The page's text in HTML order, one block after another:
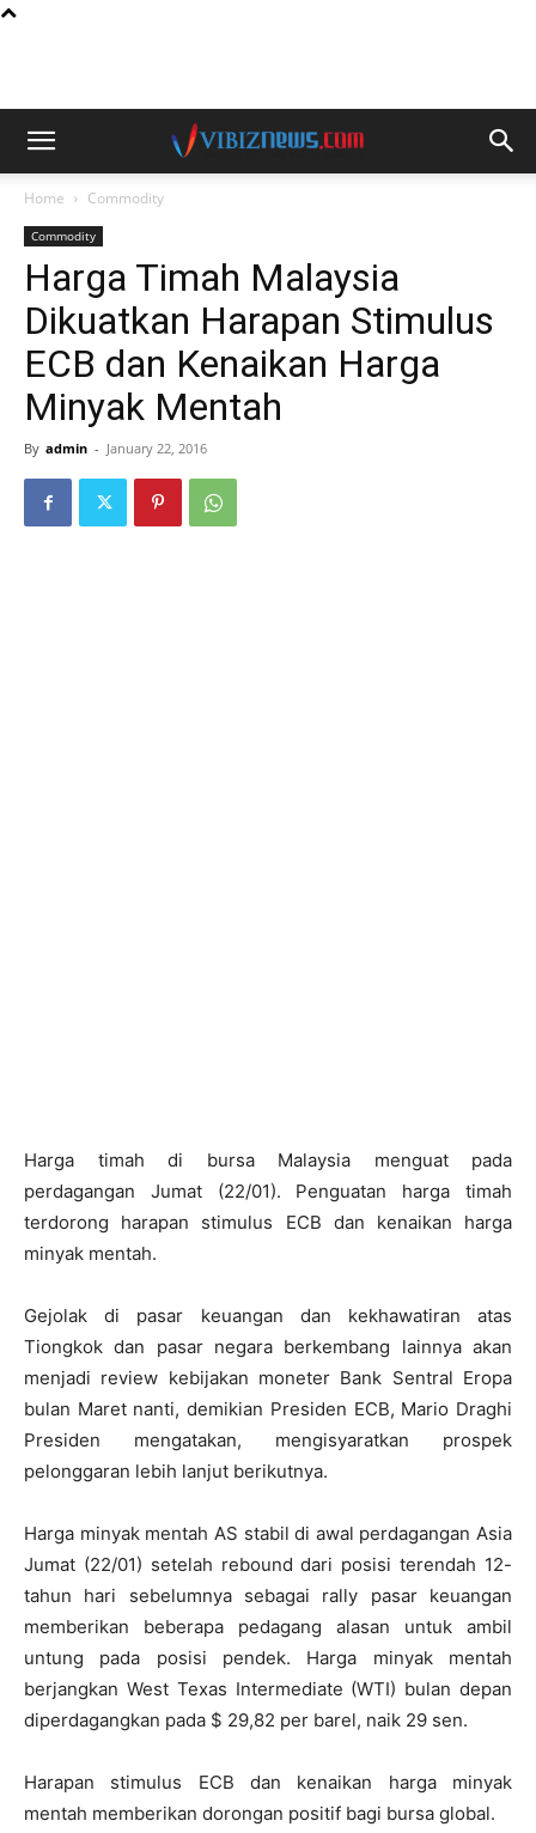
Home Commodity
Commodity
Harga Timah Malaysia
Dikuatkan Harapan Stimulus
ECB dan Kenaikan Harga
Minyak Mentah
By admin - January 22, 2016
Harga timah di bursa Malaysia menguat pada
perdagangan Jumat (22/01). Penguatan harga timah
terdorong harapan stimulus ECB dan kenaikan harga
minyak mentah.
Gejolak di pasar keuangan dan kekhawatiran atas
Tiongkok dan pasar negara berkembang lainnya akan
menjadi review kebijakan moneter Bank Sentral Eropa
bulan Maret nanti, demikian Presiden ECB, Mario Draghi
Presiden mengatakan, mengisyaratkan prospek
pelonggaran lebih lanjut berikutnya.
Harga minyak mentah AS stabil di awal perdagangan Asia
Jumat (22/01) setelah rebound dari posisi terendah 12-
tahun hari sebelumnya sebagai rally pasar keuangan
memberikan beberapa pedagang alasan untuk ambil
untung pada posisi pendek. Harga minyak mentah
berjangkan West Texas Intermediate (WTI) bulan depan
diperdagangkan pada $ 29,82 per barel, naik 29 sen.
Harapan stimulus ECB dan kenaikan harga minyak
mentah memberikan dorongan positif bagi bursa global.